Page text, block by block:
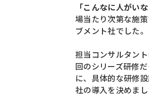
「こんなに人がい
場当たり次第な施
ブメント社でした。
担当コンサルタン
回のシリーズ研修
に、具体的な研修
社の導入を決めまし